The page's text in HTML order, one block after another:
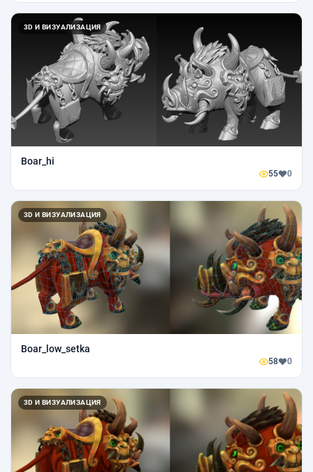
3D И ВИЗУАЛИЗАЦИЯ
Boar_hi
55 0
3D И ВИЗУАЛИЗАЦИЯ
Boar_low_setka
58 0
3D И ВИЗУАЛИЗАЦИЯ